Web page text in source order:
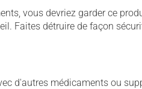
vous devriez garder ce
Faites détruire de façon
d'autres médicaments ou